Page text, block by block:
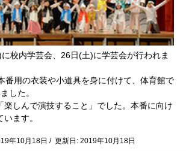
校内学芸会、26日(土)に学芸会が行われま
番用の衣装や小道具を身に付けて、体育館で
した。
楽しんで演技すること」でした。本番に向け
ます。
年10月18日 / 更新日: 2019年10月18日